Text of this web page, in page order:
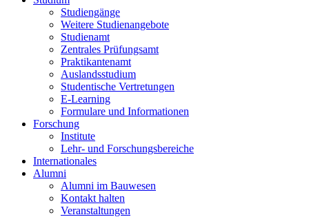
Studiengänge
Weitere Studienangebote
Studienamt
Zentrales Prüfungsamt
Praktikantenamt
Auslandsstudium
Studentische Vertretungen
E-Learning
Formulare und Informationen
Forschung
Institute
Lehr- und Forschungsbereiche
Internationales
Alumni
Alumni im Bauwesen
Kontakt halten
Veranstaltungen